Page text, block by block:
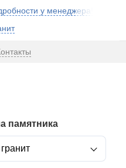
у менеджера!
памятника